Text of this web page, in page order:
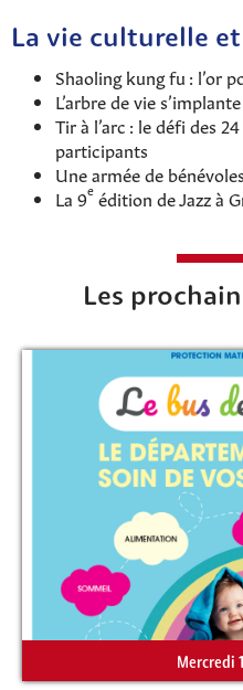
La vie culturelle
Shaoling kung fu : l’or
L’arbre de vie
Tir à l’arc : le défi des
participants
Une armée de
La 9e édition de Jazz à
Les
Mercredi